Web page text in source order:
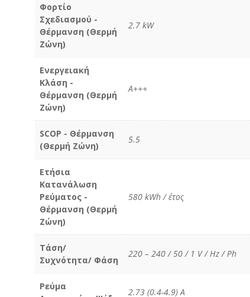
Φορτίο
Σχεδιασμού -
Θέρμανση (Θερμή
Ζώνη)
2.7 kW
Ενεργειακή
Κλάση -
Θέρμανση (Θερμή
Ζώνη)
A+++
SCOP - Θέρμανση
(Θερμή Ζώνη)
5.5
Ετήσια
Κατανάλωση
Ρεύματος -
Θέρμανση (Θερμή
Ζώνη)
580 kWh / έτος
Τάση/
Συχνότητα/ Φάση
220 – 240 / 50 / 1 V / Hz / Ph
Ρεύμα
2.73 (0.4-4.9) Α